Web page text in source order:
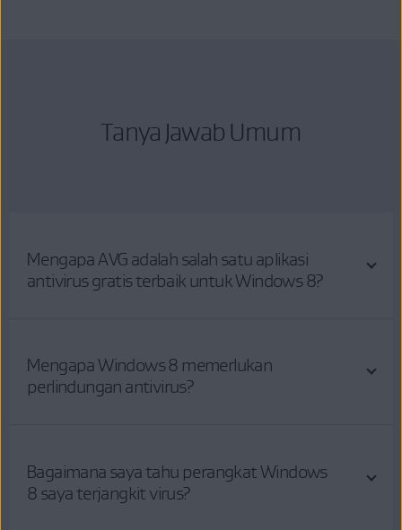
Tanya Jawab Umum
Mengapa AVG adalah salah satu aplikasi
antivirus gratis terbaik untuk Windows 8?
Mengapa Windows 8 memerlukan
perlindungan antivirus?
Bagaimana saya tahu perangkat Windows
8 saya terjangkit virus?